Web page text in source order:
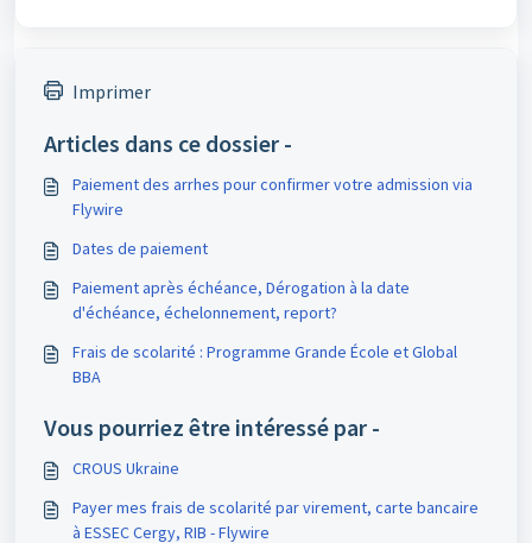
Imprimer
Articles dans ce dossier -
Paiement des arrhes pour confirmer votre admission via
Flywire
Dates de paiement
Paiement après échéance, Dérogation à la date
d'échéance, échelonnement, report?
Frais de scolarité : Programme Grande École et Global
BBA
Vous pourriez être intéressé par -
CROUS Ukraine
Payer mes frais de scolarité par virement, carte bancaire
à ESSEC Cergy, RIB - Flywire